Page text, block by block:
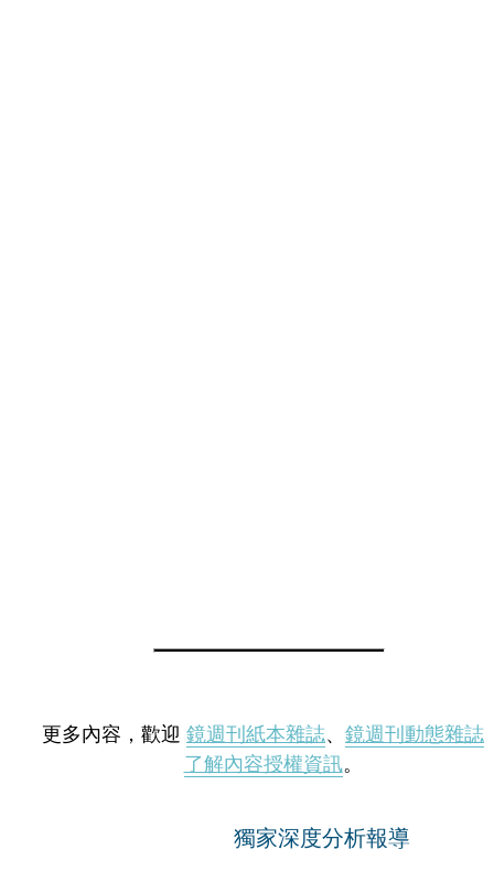
更多內容，歡迎 鏡週刊紙本雜誌、 鏡週刊動態雜誌
了解內容授權資訊。
獨家深度分析報導